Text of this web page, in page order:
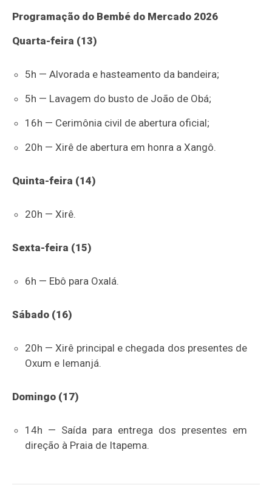
Programação do Bembé do Mercado 2026
Quarta-feira (13)
5h — Alvorada e hasteamento da bandeira;
5h — Lavagem do busto de João de Obá;
16h — Cerimônia civil de abertura oficial;
20h — Xirê de abertura em honra a Xangô.
Quinta-feira (14)
20h — Xirê.
Sexta-feira (15)
6h — Ebô para Oxalá.
Sábado (16)
20h — Xirê principal e chegada dos presentes de
Oxum e Iemanjá.
Domingo (17)
14h — Saída para entrega dos presentes em
direção à Praia de Itapema.